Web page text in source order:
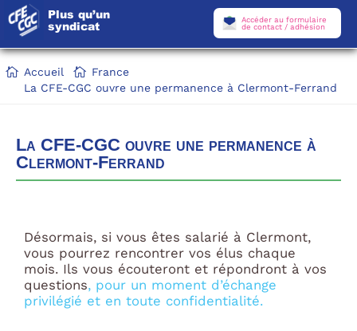
Plus qu’un
syndicat
Accéder au formulaire
de contact / adhésion
Accueil
France
La CFE-CGC ouvre une permanence à Clermont-Ferrand
La CFE-CGC ouvre une permanence à
Clermont-Ferrand
Désormais, si vous êtes salarié à Clermont,
vous pourrez rencontrer vos élus chaque
mois. Ils vous écouteront et répondront à vos
questions, pour un moment d’échange
privilégié et en toute confidentialité.